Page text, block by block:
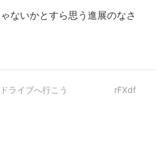
ないかとすら思う進展のなさ
ライブへ行こう rFXdf